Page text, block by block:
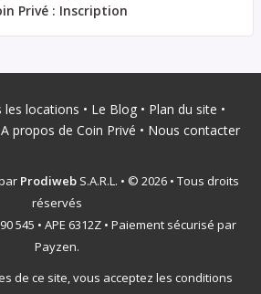
Privé : Inscription
les locations • Le Blog• Plan du site •
A propos de Coin Privé • Nous contacter
ProdiwebS.A.R.L. • © 2026 • Tous droits
réservés
545 • APE 6312Z • Paiement sécurisé par
Payzen.
de ce site, vous acceptez les conditions